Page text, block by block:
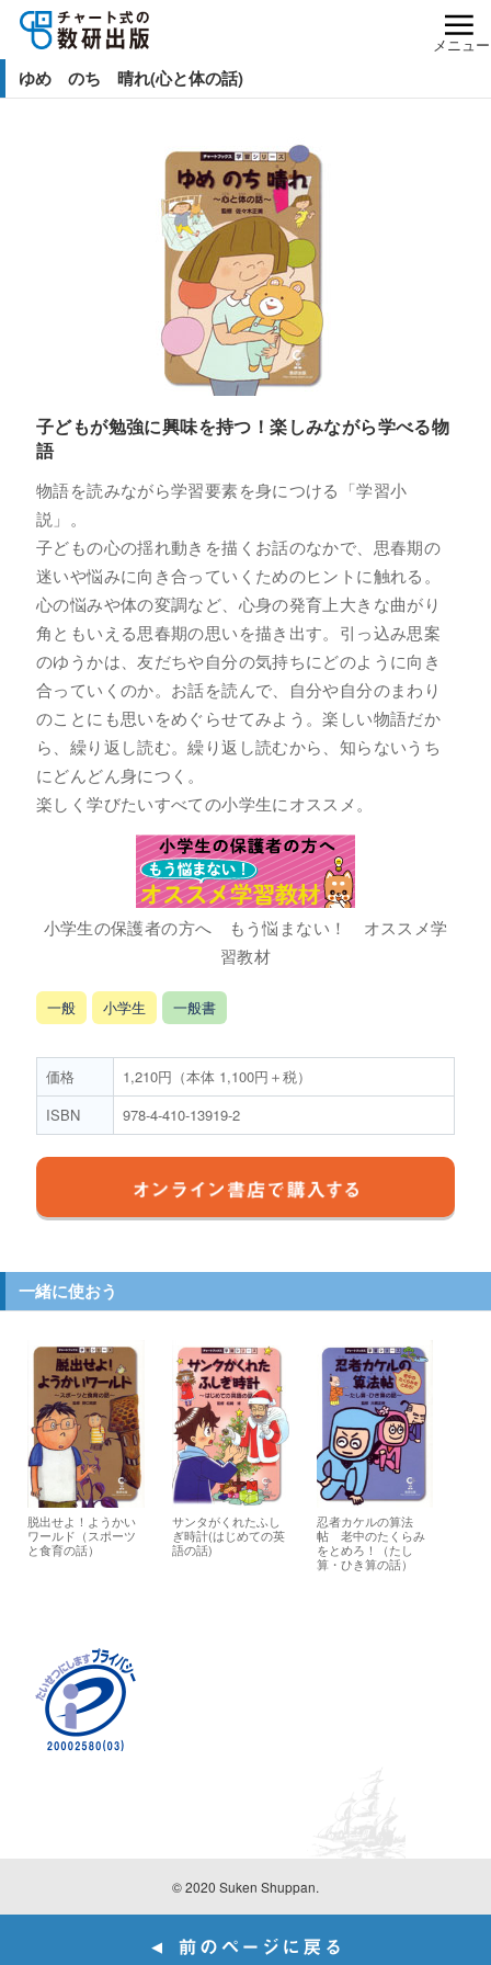
メニュー
ゆめ のち 晴れ(心と体の話)
子どもが勉強に興味を持つ！楽しみながら学べる物
語
物語を読みながら学習要素を身につける「学習小
説」。
子どもの心の揺れ動きを描くお話のなかで、思春期の
迷いや悩みに向き合っていくためのヒントに触れる。
心の悩みや体の変調など、心身の発育上大きな曲がり
角ともいえる思春期の思いを描き出す。引っ込み思案
のゆうかは、友だちや自分の気持ちにどのように向き
合っていくのか。お話を読んで、自分や自分のまわり
のことにも思いをめぐらせてみよう。楽しい物語だか
ら、繰り返し読む。繰り返し読むから、知らないうち
にどんどん身につく。
楽しく学びたいすべての小学生にオススメ。
小学生の保護者の方へ もう悩まない！ オススメ学
習教材
一般 小学生 一般書
価格
1,210円（本体 1,100円＋税）
ISBN
978-4-410-13919-2
一緒に使おう
脱出せよ！ようかい
ワールド（スポーツ
と食育の話）
サンタがくれたふし
ぎ時計(はじめての英
語の話)
忍者カケルの算法
帖 老中のたくらみ
をとめろ！（たし
算・ひき算の話）
© 2020 Suken Shuppan.